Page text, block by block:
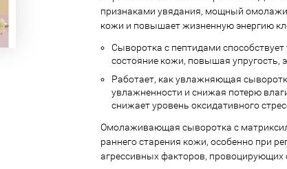
признаками увядания, мощный
кожи и повышает жизненную энергию
Сыворотка с пептидами
состояние кожи, повышая упругость,
Работает, как увлажняющая
увлажненности и снижая потерю
снижает уровень оксидативного
Омолаживающая сыворотка с
раннего старения кожи, особенно при
агрессивных факторов, провоцирующих